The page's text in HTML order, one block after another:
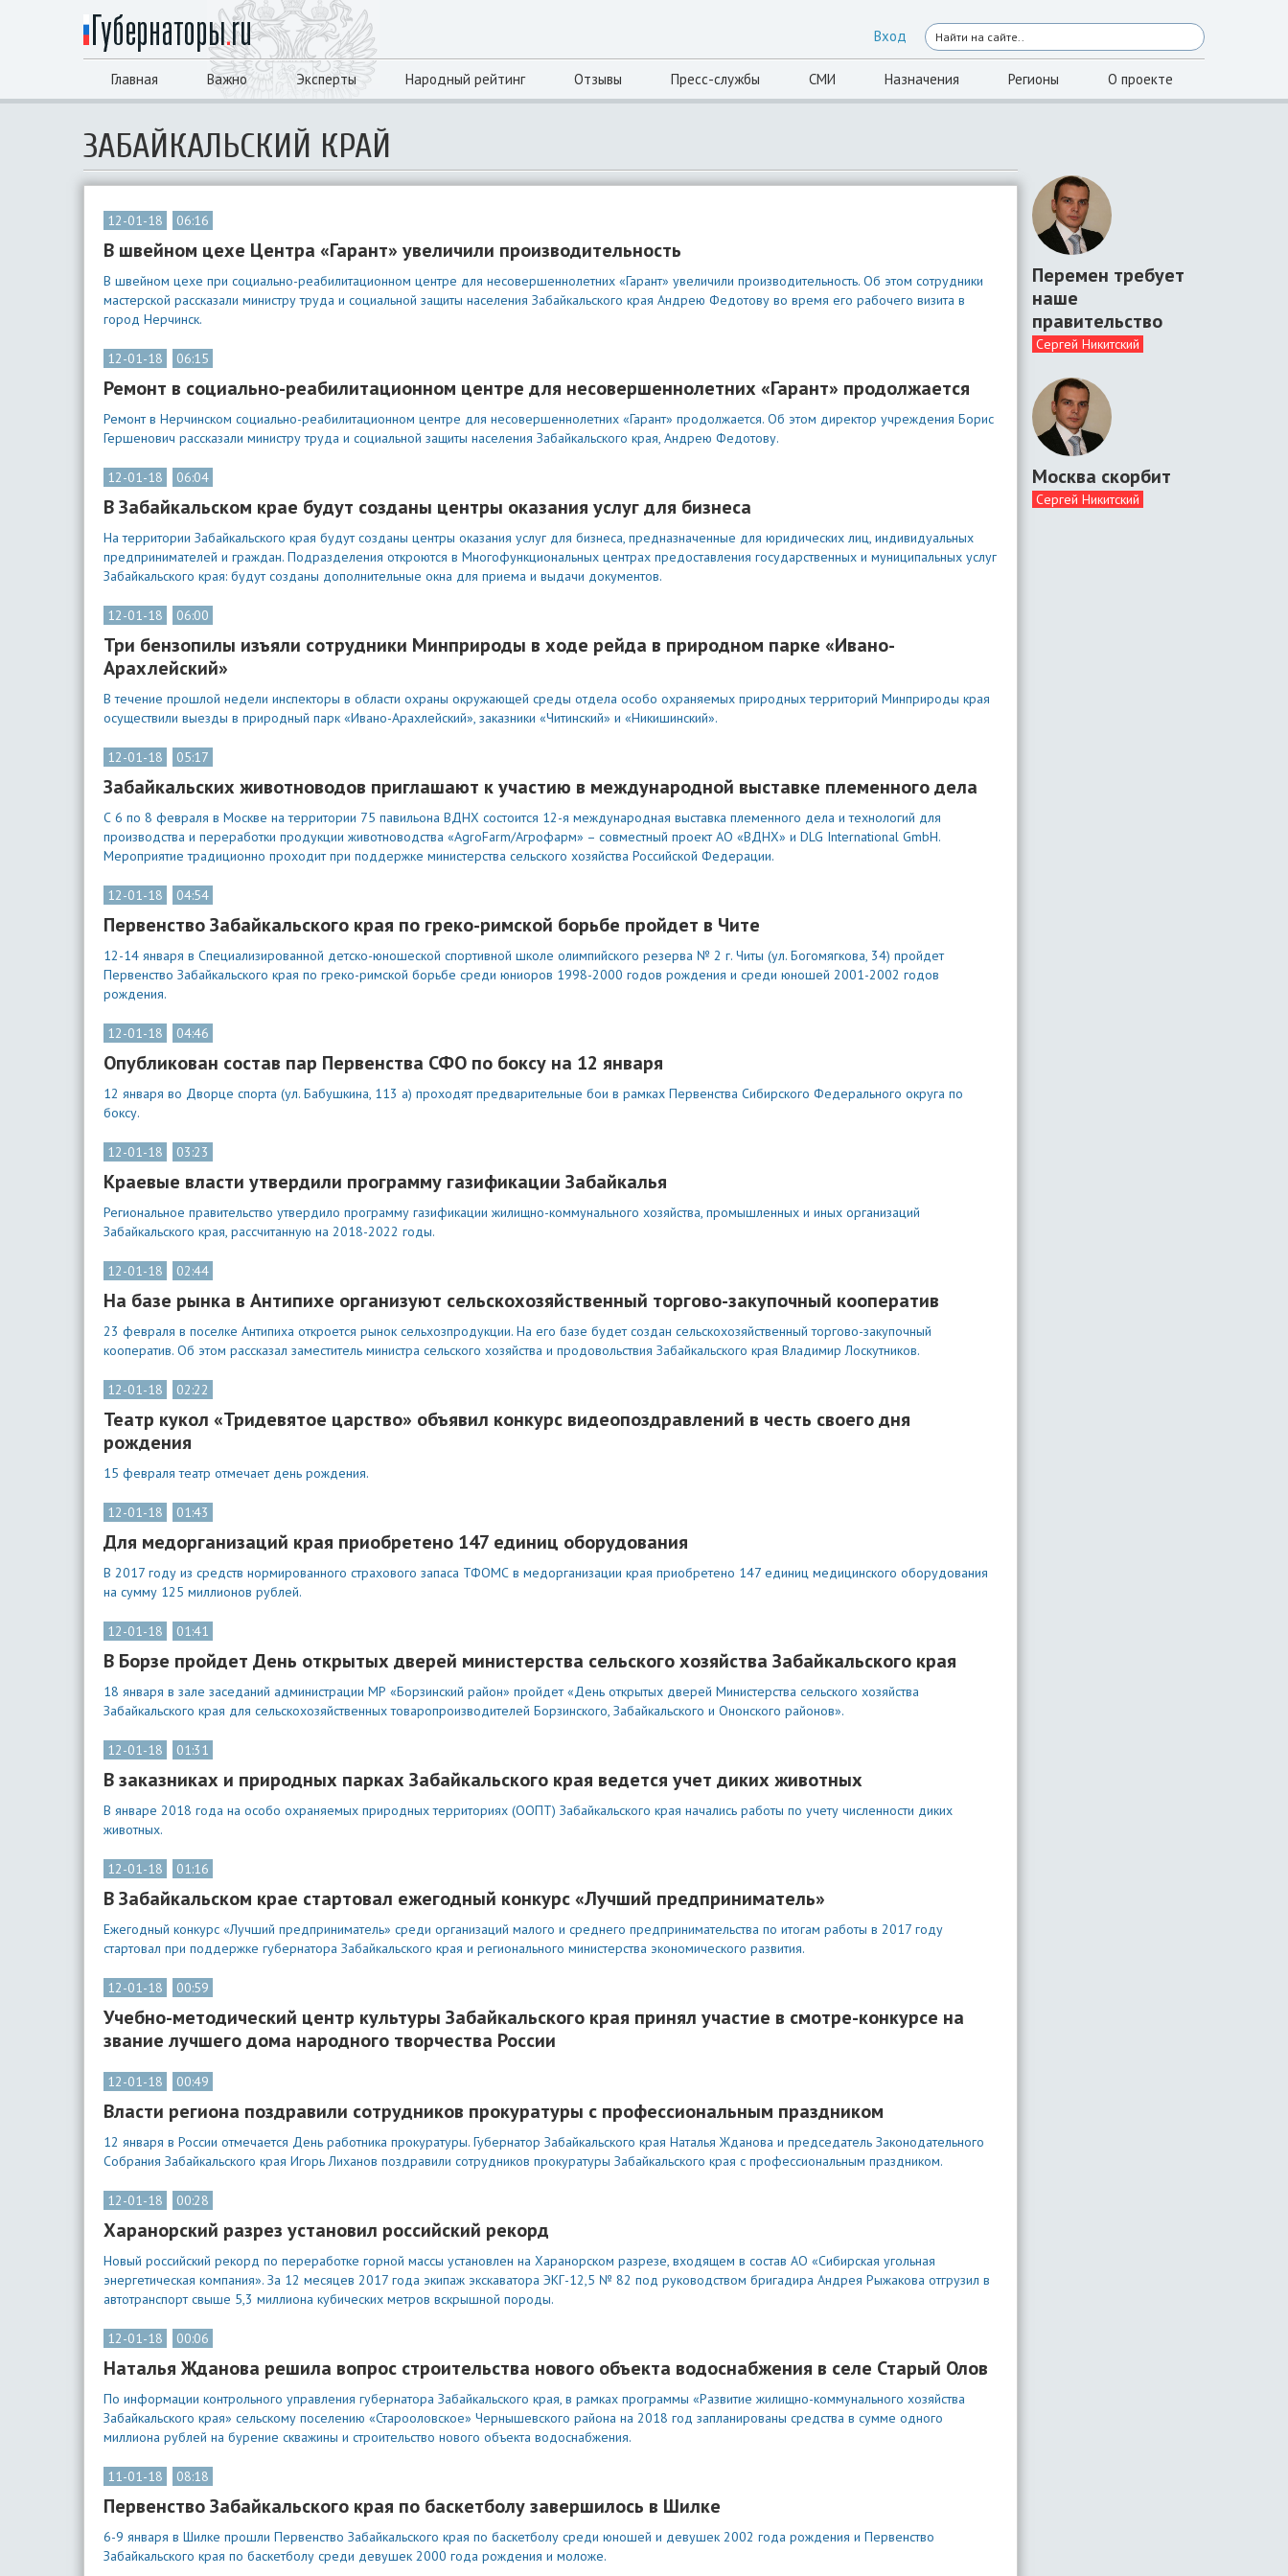
Вход
Главная Важно Эксперты Народный рейтинг Отзывы Пресс-службы СМИ Назначения Регионы О проекте
ЗАБАЙКАЛЬСКИЙ КРАЙ
12-01-18 06:16
В швейном цехе Центра «Гарант» увеличили производительность
В швейном цехе при социально-реабилитационном центре для несовершеннолетних «Гарант» увеличили производительность. Об этом сотрудники
мастерской рассказали министру труда и социальной защиты населения Забайкальского края Андрею Федотову во время его рабочего визита в
город Нерчинск.
12-01-18 06:15
Ремонт в социально-реабилитационном центре для несовершеннолетних «Гарант» продолжается
Ремонт в Нерчинском социально-реабилитационном центре для несовершеннолетних «Гарант» продолжается. Об этом директор учреждения Борис
Гершенович рассказали министру труда и социальной защиты населения Забайкальского края, Андрею Федотову.
12-01-18 06:04
В Забайкальском крае будут созданы центры оказания услуг для бизнеса
На территории Забайкальского края будут созданы центры оказания услуг для бизнеса, предназначенные для юридических лиц, индивидуальных
предпринимателей и граждан. Подразделения откроются в Многофункциональных центрах предоставления государственных и муниципальных услуг
Забайкальского края: будут созданы дополнительные окна для приема и выдачи документов.
12-01-18 06:00
Три бензопилы изъяли сотрудники Минприроды в ходе рейда в природном парке «Ивано-
Арахлейский»
В течение прошлой недели инспекторы в области охраны окружающей среды отдела особо охраняемых природных территорий Минприроды края
осуществили выезды в природный парк «Ивано-Арахлейский», заказники «Читинский» и «Никишинский».
12-01-18 05:17
Забайкальских животноводов приглашают к участию в международной выставке племенного дела
С 6 по 8 февраля в Москве на территории 75 павильона ВДНХ состоится 12-я международная выставка племенного дела и технологий для
производства и переработки продукции животноводства «AgroFarm/Агрофарм» – совместный проект АО «ВДНХ» и DLG International GmbH.
Мероприятие традиционно проходит при поддержке министерства сельского хозяйства Российской Федерации.
12-01-18 04:54
Первенство Забайкальского края по греко-римской борьбе пройдет в Чите
12-14 января в Специализированной детско-юношеской спортивной школе олимпийского резерва № 2 г. Читы (ул. Богомягкова, 34) пройдет
Первенство Забайкальского края по греко-римской борьбе среди юниоров 1998-2000 годов рождения и среди юношей 2001-2002 годов
рождения.
12-01-18 04:46
Опубликован состав пар Первенства СФО по боксу на 12 января
12 января во Дворце спорта (ул. Бабушкина, 113 а) проходят предварительные бои в рамках Первенства Сибирского Федерального округа по
боксу.
12-01-18 03:23
Краевые власти утвердили программу газификации Забайкалья
Региональное правительство утвердило программу газификации жилищно-коммунального хозяйства, промышленных и иных организаций
Забайкальского края, рассчитанную на 2018-2022 годы.
12-01-18 02:44
На базе рынка в Антипихе организуют сельскохозяйственный торгово-закупочный кооператив
23 февраля в поселке Антипиха откроется рынок сельхозпродукции. На его базе будет создан сельскохозяйственный торгово-закупочный
кооператив. Об этом рассказал заместитель министра сельского хозяйства и продовольствия Забайкальского края Владимир Лоскутников.
12-01-18 02:22
Театр кукол «Тридевятое царство» объявил конкурс видеопоздравлений в честь своего дня
рождения
15 февраля театр отмечает день рождения.
12-01-18 01:43
Для медорганизаций края приобретено 147 единиц оборудования
В 2017 году из средств нормированного страхового запаса ТФОМС в медорганизации края приобретено 147 единиц медицинского оборудования
на сумму 125 миллионов рублей.
12-01-18 01:41
В Борзе пройдет День открытых дверей министерства сельского хозяйства Забайкальского края
18 января в зале заседаний администрации МР «Борзинский район» пройдет «День открытых дверей Министерства сельского хозяйства
Забайкальского края для сельскохозяйственных товаропроизводителей Борзинского, Забайкальского и Ононского районов».
12-01-18 01:31
В заказниках и природных парках Забайкальского края ведется учет диких животных
В январе 2018 года на особо охраняемых природных территориях (ООПТ) Забайкальского края начались работы по учету численности диких
животных.
12-01-18 01:16
В Забайкальском крае стартовал ежегодный конкурс «Лучший предприниматель»
Ежегодный конкурс «Лучший предприниматель» среди организаций малого и среднего предпринимательства по итогам работы в 2017 году
стартовал при поддержке губернатора Забайкальского края и регионального министерства экономического развития.
12-01-18 00:59
Учебно-методический центр культуры Забайкальского края принял участие в смотре-конкурсе на
звание лучшего дома народного творчества России
12-01-18 00:49
Власти региона поздравили сотрудников прокуратуры с профессиональным праздником
12 января в России отмечается День работника прокуратуры. Губернатор Забайкальского края Наталья Жданова и председатель Законодательного
Собрания Забайкальского края Игорь Лиханов поздравили сотрудников прокуратуры Забайкальского края с профессиональным праздником.
12-01-18 00:28
Харанорский разрез установил российский рекорд
Новый российский рекорд по переработке горной массы установлен на Харанорском разрезе, входящем в состав АО «Сибирская угольная
энергетическая компания». За 12 месяцев 2017 года экипаж экскаватора ЭКГ-12,5 № 82 под руководством бригадира Андрея Рыжакова отгрузил в
автотранспорт свыше 5,3 миллиона кубических метров вскрышной породы.
12-01-18 00:06
Наталья Жданова решила вопрос строительства нового объекта водоснабжения в селе Старый Олов
По информации контрольного управления губернатора Забайкальского края, в рамках программы «Развитие жилищно-коммунального хозяйства
Забайкальского края» сельскому поселению «Старооловское» Чернышевского района на 2018 год запланированы средства в сумме одного
миллиона рублей на бурение скважины и строительство нового объекта водоснабжения.
11-01-18 08:18
Первенство Забайкальского края по баскетболу завершилось в Шилке
6-9 января в Шилке прошли Первенство Забайкальского края по баскетболу среди юношей и девушек 2002 года рождения и Первенство
Забайкальского края по баскетболу среди девушек 2000 года рождения и моложе.
Перемен требует
наше
правительство
Сергей Никитский
Москва скорбит
Сергей Никитский